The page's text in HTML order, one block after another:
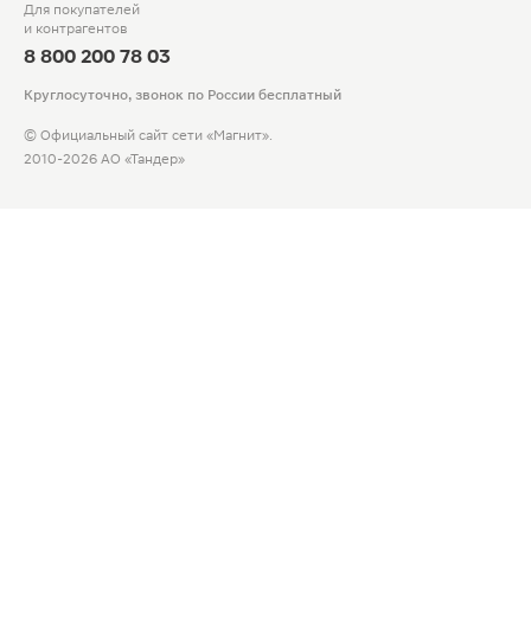
Для покупателей
и контрагентов
8 800 200 78 03
Круглосуточно, звонок по России бесплатный
© Официальный сайт сети «Магнит».
2010-2026 АО «Тандер»